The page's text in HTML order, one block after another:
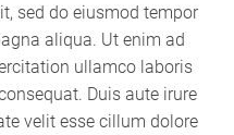
sed do eiusmod tempor
aliqua. Ut enim ad
ullamco laboris
Duis aute irure
velit esse cillum dolore